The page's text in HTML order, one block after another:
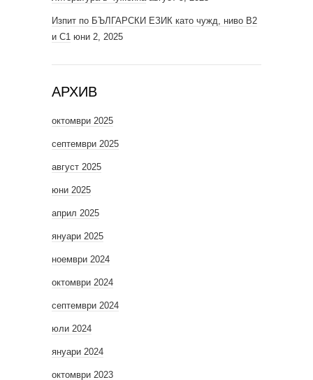
Изпит по БЪЛГАРСКИ ЕЗИК като чужд, ниво В2
и С1 юни 2, 2025
АРХИВ
октомври 2025
септември 2025
август 2025
юни 2025
април 2025
януари 2025
ноември 2024
октомври 2024
септември 2024
юли 2024
януари 2024
октомври 2023